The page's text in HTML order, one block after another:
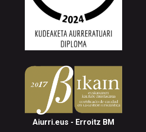
Aiurri.eus - Erroitz BM